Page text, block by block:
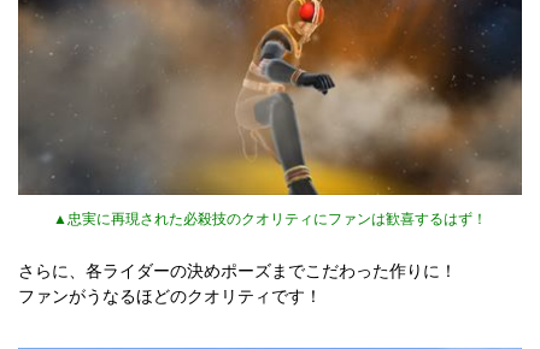
▲忠実に再現された必殺技のクオリティにファンは歓喜するはず！
さらに、各ライダーの決めポーズまでこだわった作りに！
ファンがうなるほどのクオリティです！